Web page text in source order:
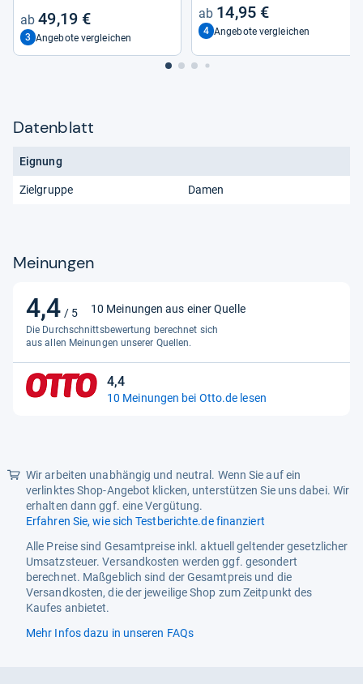
49,19 €
3 Angebote vergleichen
14,95 €
4 Angebote vergleichen
Datenblatt
Eignung
Zielgruppe Damen
Meinungen
4,4 / 5
4,4
von
5
Sternen
10 Meinungen aus einer Quelle
Die Durchschnittsbewertung berechnet sich
aus allen Meinungen unserer Quellen.
4,4
4,4
von
10 Meinungen bei Otto.de lesen
Wir arbeiten unabhängig und neutral. Wenn Sie auf ein
verlinktes Shop-Angebot klicken, unterstützen Sie uns dabei. Wir
erhalten dann ggf. eine Vergütung.
Erfahren Sie, wie sich Testberichte.de finanziert
Alle Preise sind Gesamtpreise inkl. aktuell geltender gesetzlicher
Umsatzsteuer. Versandkosten werden ggf. gesondert
berechnet. Maßgeblich sind der Gesamtpreis und die
Versandkosten, die der jeweilige Shop zum Zeitpunkt des
Kaufes anbietet.
Mehr Infos dazu in unseren FAQs